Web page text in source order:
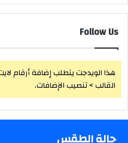
Follow Us
هذا الويدجت يتطلب إضافة أرقام
القالب > تنصيب الإضافات.